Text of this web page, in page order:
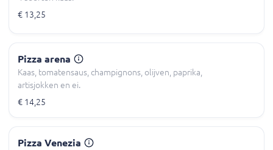
€ 13,25
Pizza arena
Kaas, tomatensaus, champignons, olijven, paprika,
artisjokken en ei.
€ 14,25
Pizza Venezia